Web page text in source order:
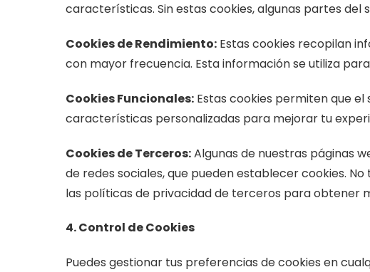
características. Sin estas cookies, algunas partes
Cookies de Rendimiento: Estas cookies recopilan
con mayor frecuencia. Esta información se utiliza
Cookies Funcionales: Estas cookies permiten que
características personalizadas para mejorar tu
Cookies de Terceros:Algunas de nuestras páginas
de redes sociales, que pueden establecer cookies.
las políticas de privacidad de terceros para obtener
4. Control de Cookies
Puedes gestionar tus preferencias de cookies en